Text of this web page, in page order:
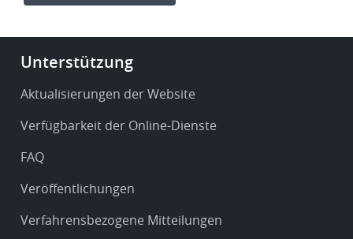
Footer
Service
support
Unterstützung
Aktualisierungen der Website
Verfügbarkeit der Online-Dienste
FAQ
Veröffentlichungen
Verfahrensbezogene Mitteilungen